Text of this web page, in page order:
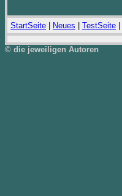
StartSeite Neues TestSeite
© die jeweiligen Autoren